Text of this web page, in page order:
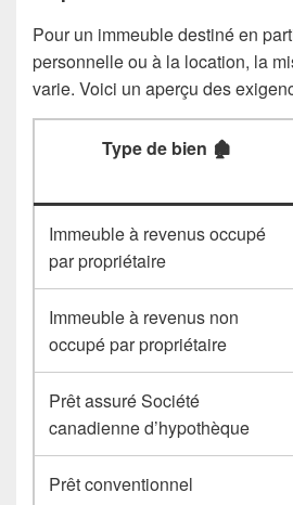
Pour un immeuble destiné en
personnelle ou à la location, la
varie. Voici un aperçu des
Type de bien 🏚️
Immeuble à revenus occupé
par propriétaire
Immeuble à revenus non
occupé par propriétaire
Prêt assuré Société
canadienne d’hypothèque
Prêt conventionnel